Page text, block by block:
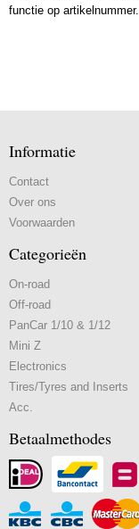
functie op artikelnummer.
Informatie
Contact
Over ons
Voorwaarden
Categorieën
On-road
Off-road
PanCar 1/10 & 1/12
Mini Z
Electronics
Tires/Tyres and Inserts
Acc.
Betaalmethodes